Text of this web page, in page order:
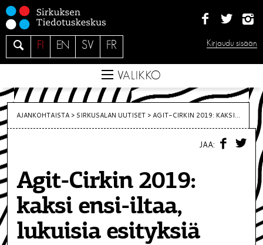
r
s
i
s
ä
ö
ö
n
a
FI EN SV FR Kirjaudu sisään
VALIKKO
AJANKOHTAISTA > SIRKUSALAN UUTISET >AGIT-CIRKIN 2019: KAKSI...
Agit-Cirkin 2019:
kaksi ensi-iltaa,
lukuisia esityksiä
JAA:
F
A